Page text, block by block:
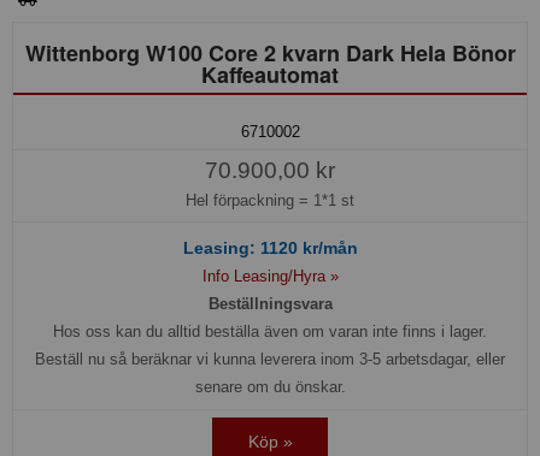
Wittenborg W100 Core 2 kvarn Dark Hela Bönor
Kaffeautomat
6710002
70.900,00 kr
Hel förpackning = 1*1 st
Leasing: 1120kr/mån
Info Leasing/Hyra »
Beställningsvara
Hos oss kan du alltid beställa även om varan inte finns i lager.
Beställ nu så beräknar vi kunna leverera inom 3-5 arbetsdagar, eller
senare om du önskar.
Köp »